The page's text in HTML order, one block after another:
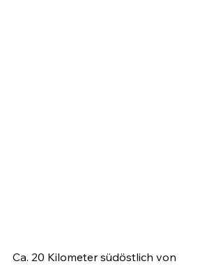
Ca. 20 Kilometer südöstlich von